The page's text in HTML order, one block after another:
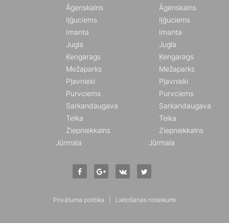
Āgenskalns
Iļģuciems
Imanta
Jugla
Ķengarags
Mežaparks
Pļavnieki
Purvciems
Sarkandaugava
Teika
Ziepniekkalns
Jūrmala
Āgenskalns
Iļģuciems
Imanta
Jugla
Ķengarags
Mežaparks
Pļavnieki
Purvciems
Sarkandaugava
Teika
Ziepniekkalns
Jūrmala
Privātuma politika Lietošanas noteikumi